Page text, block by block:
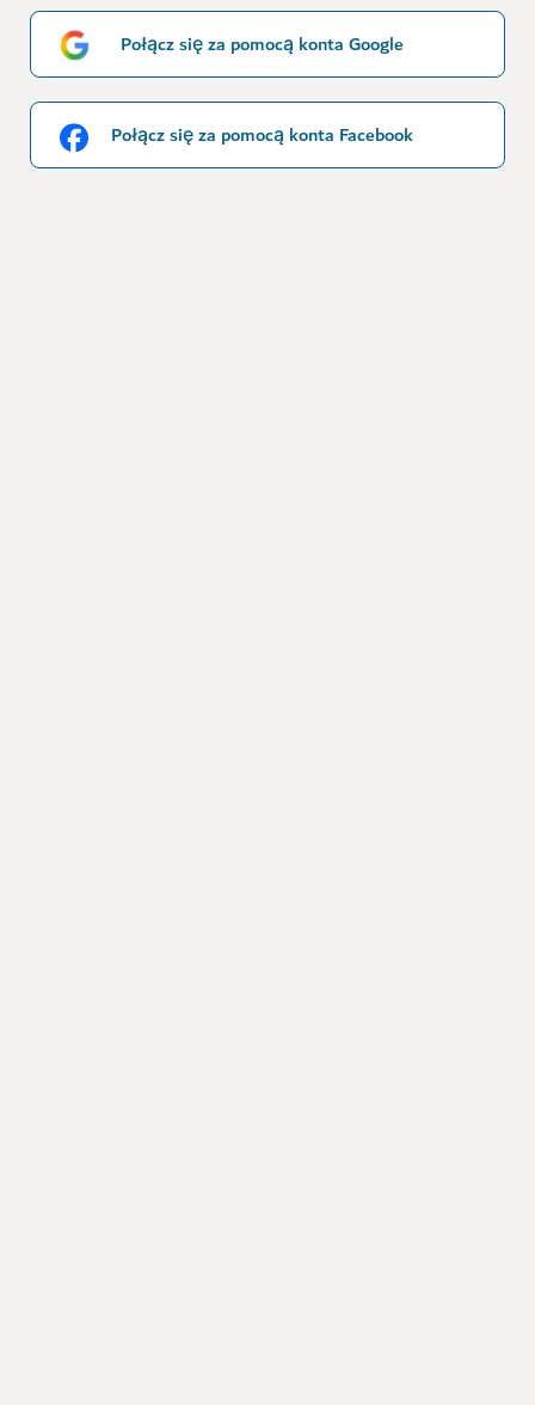
Połącz się za pomocą konta Google
Połącz się za pomocą konta Facebook